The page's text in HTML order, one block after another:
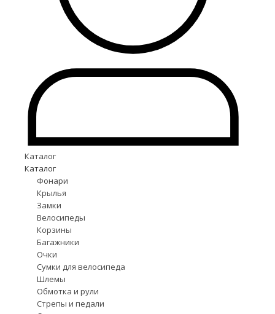
Каталог
Каталог
Фонари
Крылья
Замки
Велосипеды
Корзины
Багажники
Очки
Сумки для велосипеда
Шлемы
Обмотка и рули
Стрепы и педали